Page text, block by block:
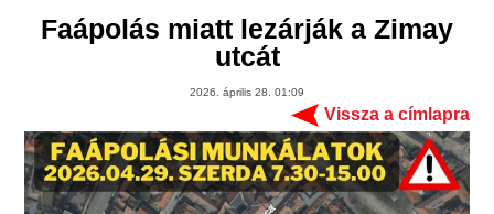
Faápolás miatt lezárják a Zimay
utcát
2026. április 28. 01:09
Vissza a címlapra